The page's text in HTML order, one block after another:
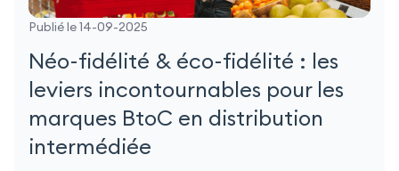
Publié le 14-09-2025
Néo-fidélité & éco-fidélité : les
leviers incontournables pour les
marques BtoC en distribution
intermédiée